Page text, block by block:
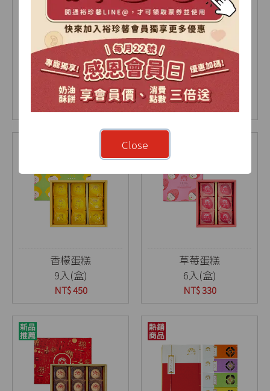
【2026中秋限定】暖
月-雙層A禮盒
18入(盒)
NT$ 1030
烏豆沙蛋黃酥禮盒
9入(盒)
NT$ 675 NT$ 630
香檬蛋糕
9入(盒)
NT$ 450
草莓蛋糕
6入(盒)
NT$ 330
Close